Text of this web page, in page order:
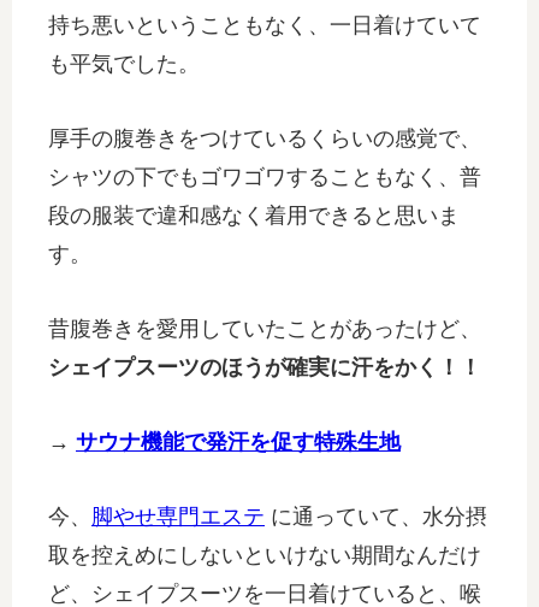
持ち悪いということもなく、一日着けていて
も平気でした。
厚手の腹巻きをつけているくらいの感覚で、
シャツの下でもゴワゴワすることもなく、普
段の服装で違和感なく着用できると思いま
す。
昔腹巻きを愛用していたことがあったけど、
シェイプスーツのほうが確実に汗をかく！！
→ サウナ機能で発汗を促す特殊生地
今、 脚やせ専門エステ に通っていて、水分摂
取を控えめにしないといけない期間なんだけ
ど、シェイプスーツを一日着けていると、喉